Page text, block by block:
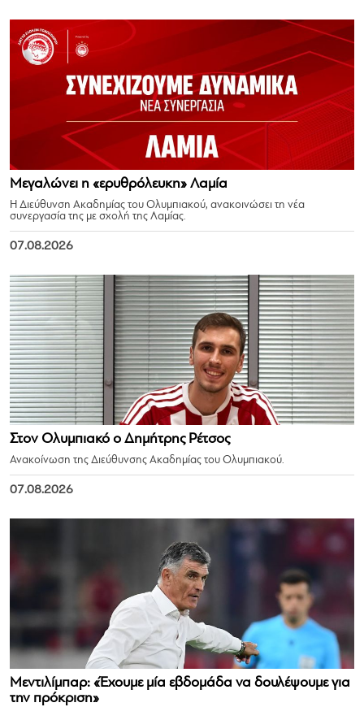
Μεγαλώνει η «ερυθρόλευκη» Λαμία
Η Διεύθυνση Ακαδημίας του Ολυμπιακού, ανακοινώσει τη νέα
συνεργασία της με σχολή της Λαμίας.
07.08.2026
Στον Ολυμπιακό ο Δημήτρης Ρέτσος
Ανακοίνωση της Διεύθυνσης Ακαδημίας του Ολυμπιακού.
07.08.2026
Μεντιλίμπαρ: «Έχουμε μία εβδομάδα να δουλέψουμε για
την πρόκριση»